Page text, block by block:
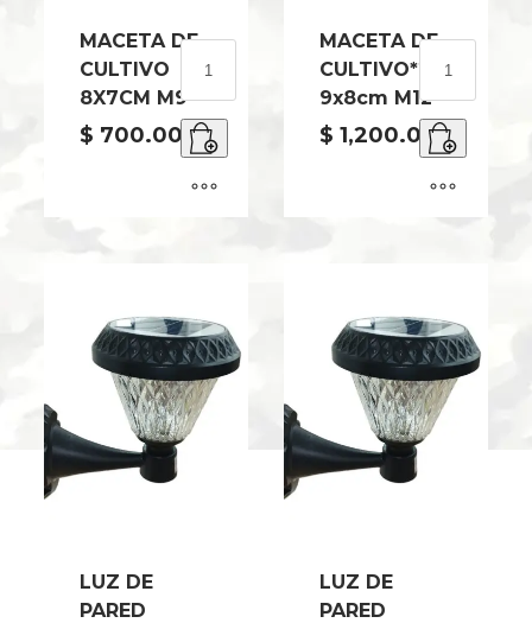
MACETA DE
CULTIVO
8X7CM M9
$ 700.00
MACETA
CULTIVO
8X7CM
M9
cantidad
MACETA DE
CULTIVO*20u
9x8cm M12
$ 1,200.00
MACETA
CULTIVO*20u
9x8cm
M12
cantidad
LUZ DE
PARED
LUZ DE
PARED